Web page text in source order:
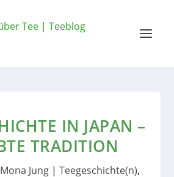
IN JAPAN –
TRADITION
Mona Jung| Teegeschichte(n),